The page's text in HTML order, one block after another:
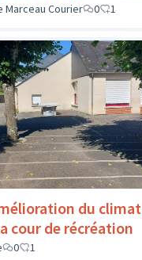
Marceau Courier
0 1
du climat
cour de récréation
0 1